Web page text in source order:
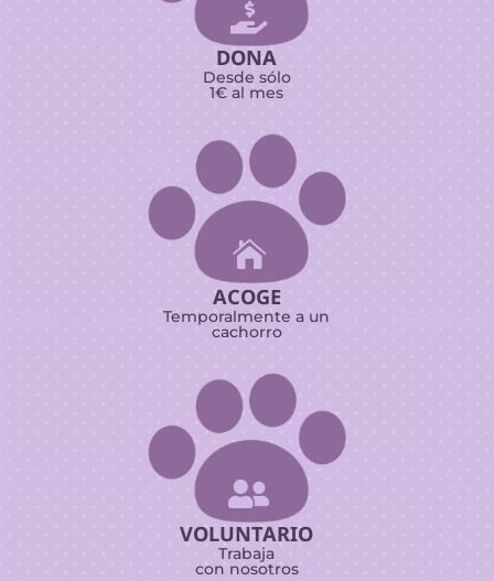

DONA
Desde sólo
1€ al mes

ACOGE
Temporalmente a un
cachorro

VOLUNTARIO
Trabaja
con nosotros